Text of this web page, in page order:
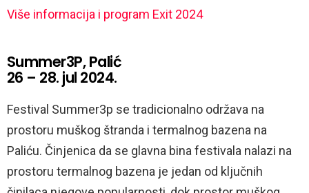
Više informacija i program Exit 2024
Summer3P, Palić
26 – 28. jul 2024.
Festival Summer3p se tradicionalno održava na
prostoru muškog štranda i termalnog bazena na
Paliću. Činjenica da se glavna bina festivala nalazi na
prostoru termalnog bazena je jedan od ključnih